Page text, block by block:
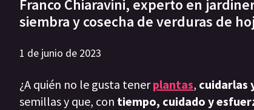
Franco Chiaravini, experto en
siembra y cosecha de verduras de
1 de junio de 2023
¿A quién no le gusta tenerplantas, cuidarlas
semillas y que, con tiempo, cuidado y